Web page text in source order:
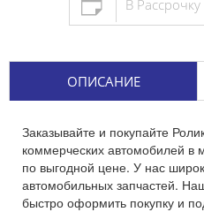
В Рассрочку
ОПИСАНИЕ
Заказывайте и покупайте
коммерческих автомобилей в
по выгодной цене. У нас
автомобильных запчастей.
быстро оформить покупку и